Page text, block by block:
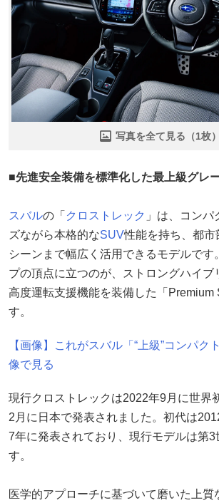
写真を全て見る（1枚）
■先進安全装備を標準化した最上級グレ
スバルの「 クロストレック 」は、コンパ
ズながら本格的なSUV性能を持ち、都
シーンまで幅広く活用できるモデルです
プの頂点に立つのが、ストロングハイブ
高度運転支援機能を装備した「Premium
す。
【画像】これがスバル「“上級”コンパク
像で見る
現行クロストレックは2022年9月に世界
2月に日本で発表されました。初代は
7年に発表されており、現行モデルは第3
す。
医学的アプローチに基づいて磨いた上質